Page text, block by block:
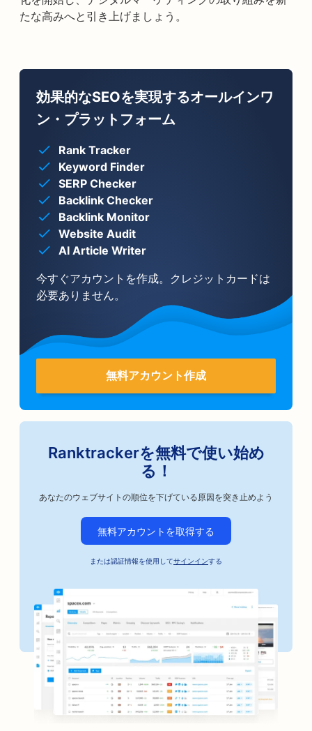
たな高みへと引き上げましょう。
効果的なSEOを実現するオールインワ
ン・プラットフォーム
Rank Tracker
Keyword Finder
SERP Checker
Backlink Checker
Backlink Monitor
Website Audit
AI Article Writer
今すぐアカウントを作成。クレジットカードは
必要ありません。
無料アカウント作成
Ranktrackerを無料で使い始め
る！
あなたのウェブサイトの順位を下げている原因を突き止めよう
無料アカウントを取得する
または認証情報を使用してサインインする